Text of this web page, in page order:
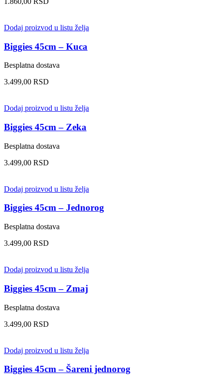
Dodaj proizvod u listu želja
Biggies 45cm – Kuca
Besplatna dostava
3.499,00 RSD
Dodaj proizvod u listu želja
Biggies 45cm – Zeka
Besplatna dostava
3.499,00 RSD
Dodaj proizvod u listu želja
Biggies 45cm – Jednorog
Besplatna dostava
3.499,00 RSD
Dodaj proizvod u listu želja
Biggies 45cm – Zmaj
Besplatna dostava
3.499,00 RSD
Dodaj proizvod u listu želja
Biggies 45cm – Šareni jednorog